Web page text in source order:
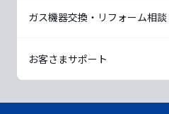
ガス機器交換・リフォーム相談
お客さまサポート